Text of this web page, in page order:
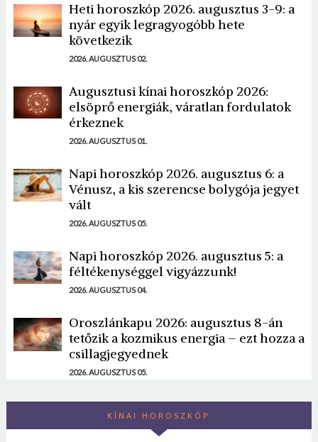
Heti horoszkóp 2026. augusztus 3-9: a
nyár egyik legragyogóbb hete
következik
2026. AUGUSZTUS 02.
Augusztusi kínai horoszkóp 2026:
elsöprő energiák, váratlan fordulatok
érkeznek
2026. AUGUSZTUS 01.
Napi horoszkóp 2026. augusztus 6: a
Vénusz, a kis szerencse bolygója jegyet
vált
2026. AUGUSZTUS 05.
Napi horoszkóp 2026. augusztus 5: a
féltékenységgel vigyázzunk!
2026. AUGUSZTUS 04.
Oroszlánkapu 2026: augusztus 8-án
tetőzik a kozmikus energia – ezt hozza a
csillagjegyednek
2026. AUGUSZTUS 05.
KÍNAI HOROSZKÓP